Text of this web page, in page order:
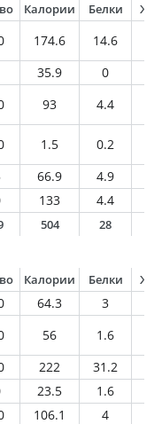
Калории Белки
174.6 14.6
35.9 0
93 4.4
1.5 0.2
66.9 4.9
133 4.4
504 28
Калории Белки
64.3 3
56 1.6
222 31.2
23.5 1.6
106.1 4